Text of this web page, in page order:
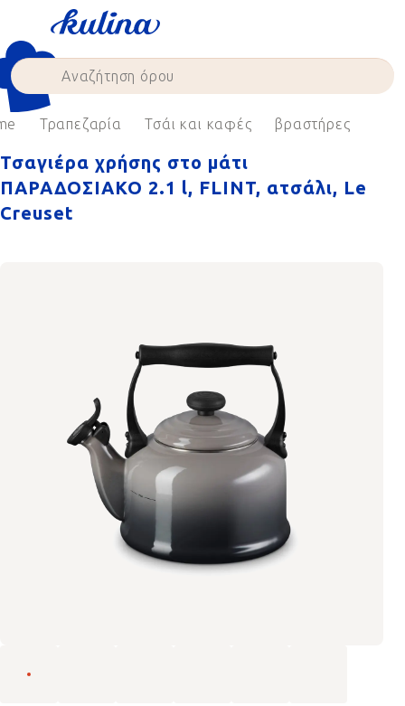
content
Τραπεζαρία Τσάι και καφές βραστήρες
Τσαγιέρα χρήσης στο μάτι
ΠΑΡΑΔΟΣΙΑΚΟ 2.1 l, FLINT, ατσάλι, Le
Creuset